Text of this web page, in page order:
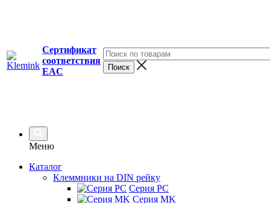
Сертификат
соответствия
EAC
Меню
Каталог
Клеммники на DIN рейку
Серия PC
Серия MK